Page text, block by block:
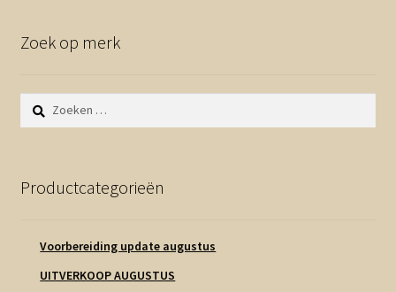
Zoek op merk
Zoeken
naar:
Productcategorieën
Voorbereiding update augustus
UITVERKOOP AUGUSTUS